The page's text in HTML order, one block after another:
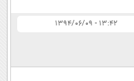
۱۳:۴۲ - ۱۳۹۴/۰۶/۰۹